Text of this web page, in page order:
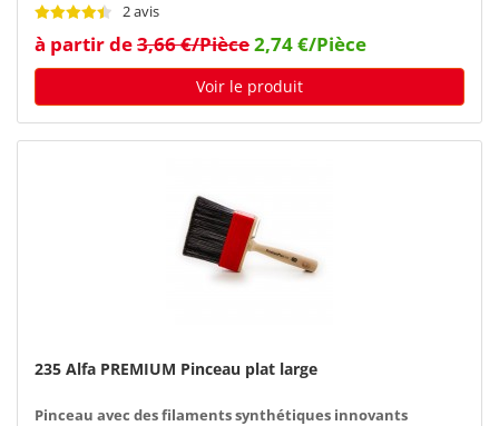
2 avis
à partir de3,66 €/Pièce2,74 €/Pièce
Voir le produit
235 Alfa PREMIUM Pinceau plat large
Pinceau avec des filaments synthétiques innovants